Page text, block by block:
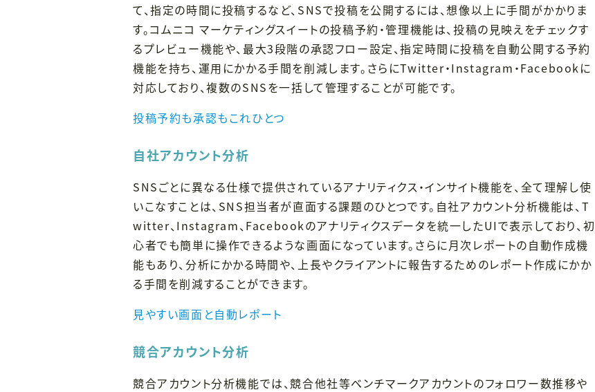
て、指定の時間に投稿するなど、SNSで投稿を公開するには、想像以上に手間がかかりま
す。コムニコ マーケティングスイートの投稿予約・管理機能は、投稿の見映えをチェックす
るプレビュー機能や、最大3段階の承認フロー設定、指定時間に投稿を自動公開する予約
機能を持ち、運用にかかる手間を削減します。さらにTwitter・Instagram・Facebookに
対応しており、複数のSNSを一括して管理することが可能です。
投稿予約も承認もこれひとつ
自社アカウント分析
SNSごとに異なる仕様で提供されているアナリティクス・インサイト機能を、全て理解し使
いこなすことは、SNS担当者が直面する課題のひとつです。自社アカウント分析機能は、T
witter、Instagram、Facebookのアナリティクスデータを統一したUIで表示しており、初
心者でも簡単に操作できるような画面になっています。さらに月次レポートの自動作成機
能もあり、分析にかかる時間や、上長やクライアントに報告するためのレポート作成にかか
る手間を削減することができます。
見やすい画面と自動レポート
競合アカウント分析
競合アカウント分析機能では、競合他社等ベンチマークアカウントのフォロワー数推移や